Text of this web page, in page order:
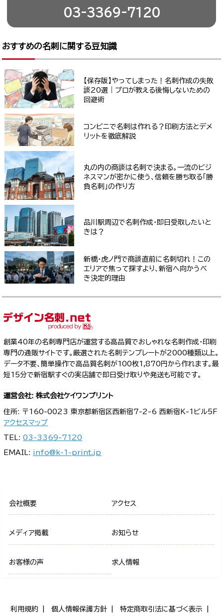
03-3369-7120
おすすめの名刺に関する豆知識
【保存版】やってしまった！名刺作成の失敗
談20選｜プロが教える後悔しないための
回避術
コンビニで名刺は作れる？印刷方法とデメ
リットを徹底解説
丸の内の商談は名刺で決まる。一流のビジ
ネスマンが密かに使う、信頼を勝ち取る「勝
負名刺」の作り方
品川駅周辺で名刺作成・即日受取したいと
きは？
新橋・虎ノ門で商談直前に名刺切れ！この
エリアで焦って探すより、新宿へ向かうべ
き決定的理由
創業40年の名刺専門店が運営する高品質でおしゃれな名刺作成・印刷
専門の通販サイトです。厳選された名刺テンプレートが2000種類以上。
データ不要、簡単操作で高品質名刺が100枚1,870円から作れます。最
短15分で新宿駅すぐの実店舗で即日受け取りや発送も可能です。
運営会社: 株式会社ケイワンプリント
住所: 〒160-0023 東京都新宿区西新宿7-2-6 西新宿K-1ビル5F
アクセスマップ
TEL:03-3369-7120
EMAIL: info@k-1-print.jp
会社概要 アクセス
メディア掲載 お知らせ
お客様の声 求人情報
利用規約 個人情報保護方針 特定商取引法に基づく表示